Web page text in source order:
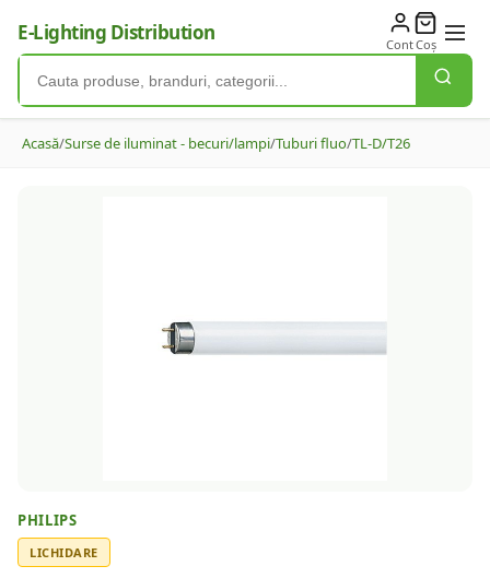
E-Lighting Distribution ContCoș
Acasă/Surse de iluminat - becuri/lampi/Tuburi fluo/TL-D/T26
PHILIPS
LICHIDARE